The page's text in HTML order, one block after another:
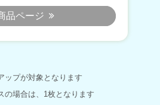
品ページ
ップが対象となります
の場合は、1枚となります